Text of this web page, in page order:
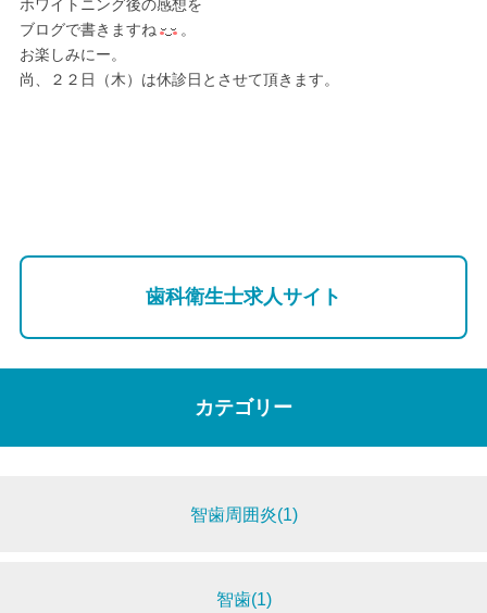
ホワイトニング後の感想を
ブログで書きますね
。
お楽しみにー。
尚、２２日（木）は休診日とさせて頂きます。
歯科衛生士求人サイト
カテゴリー
智歯周囲炎(1)
智歯(1)